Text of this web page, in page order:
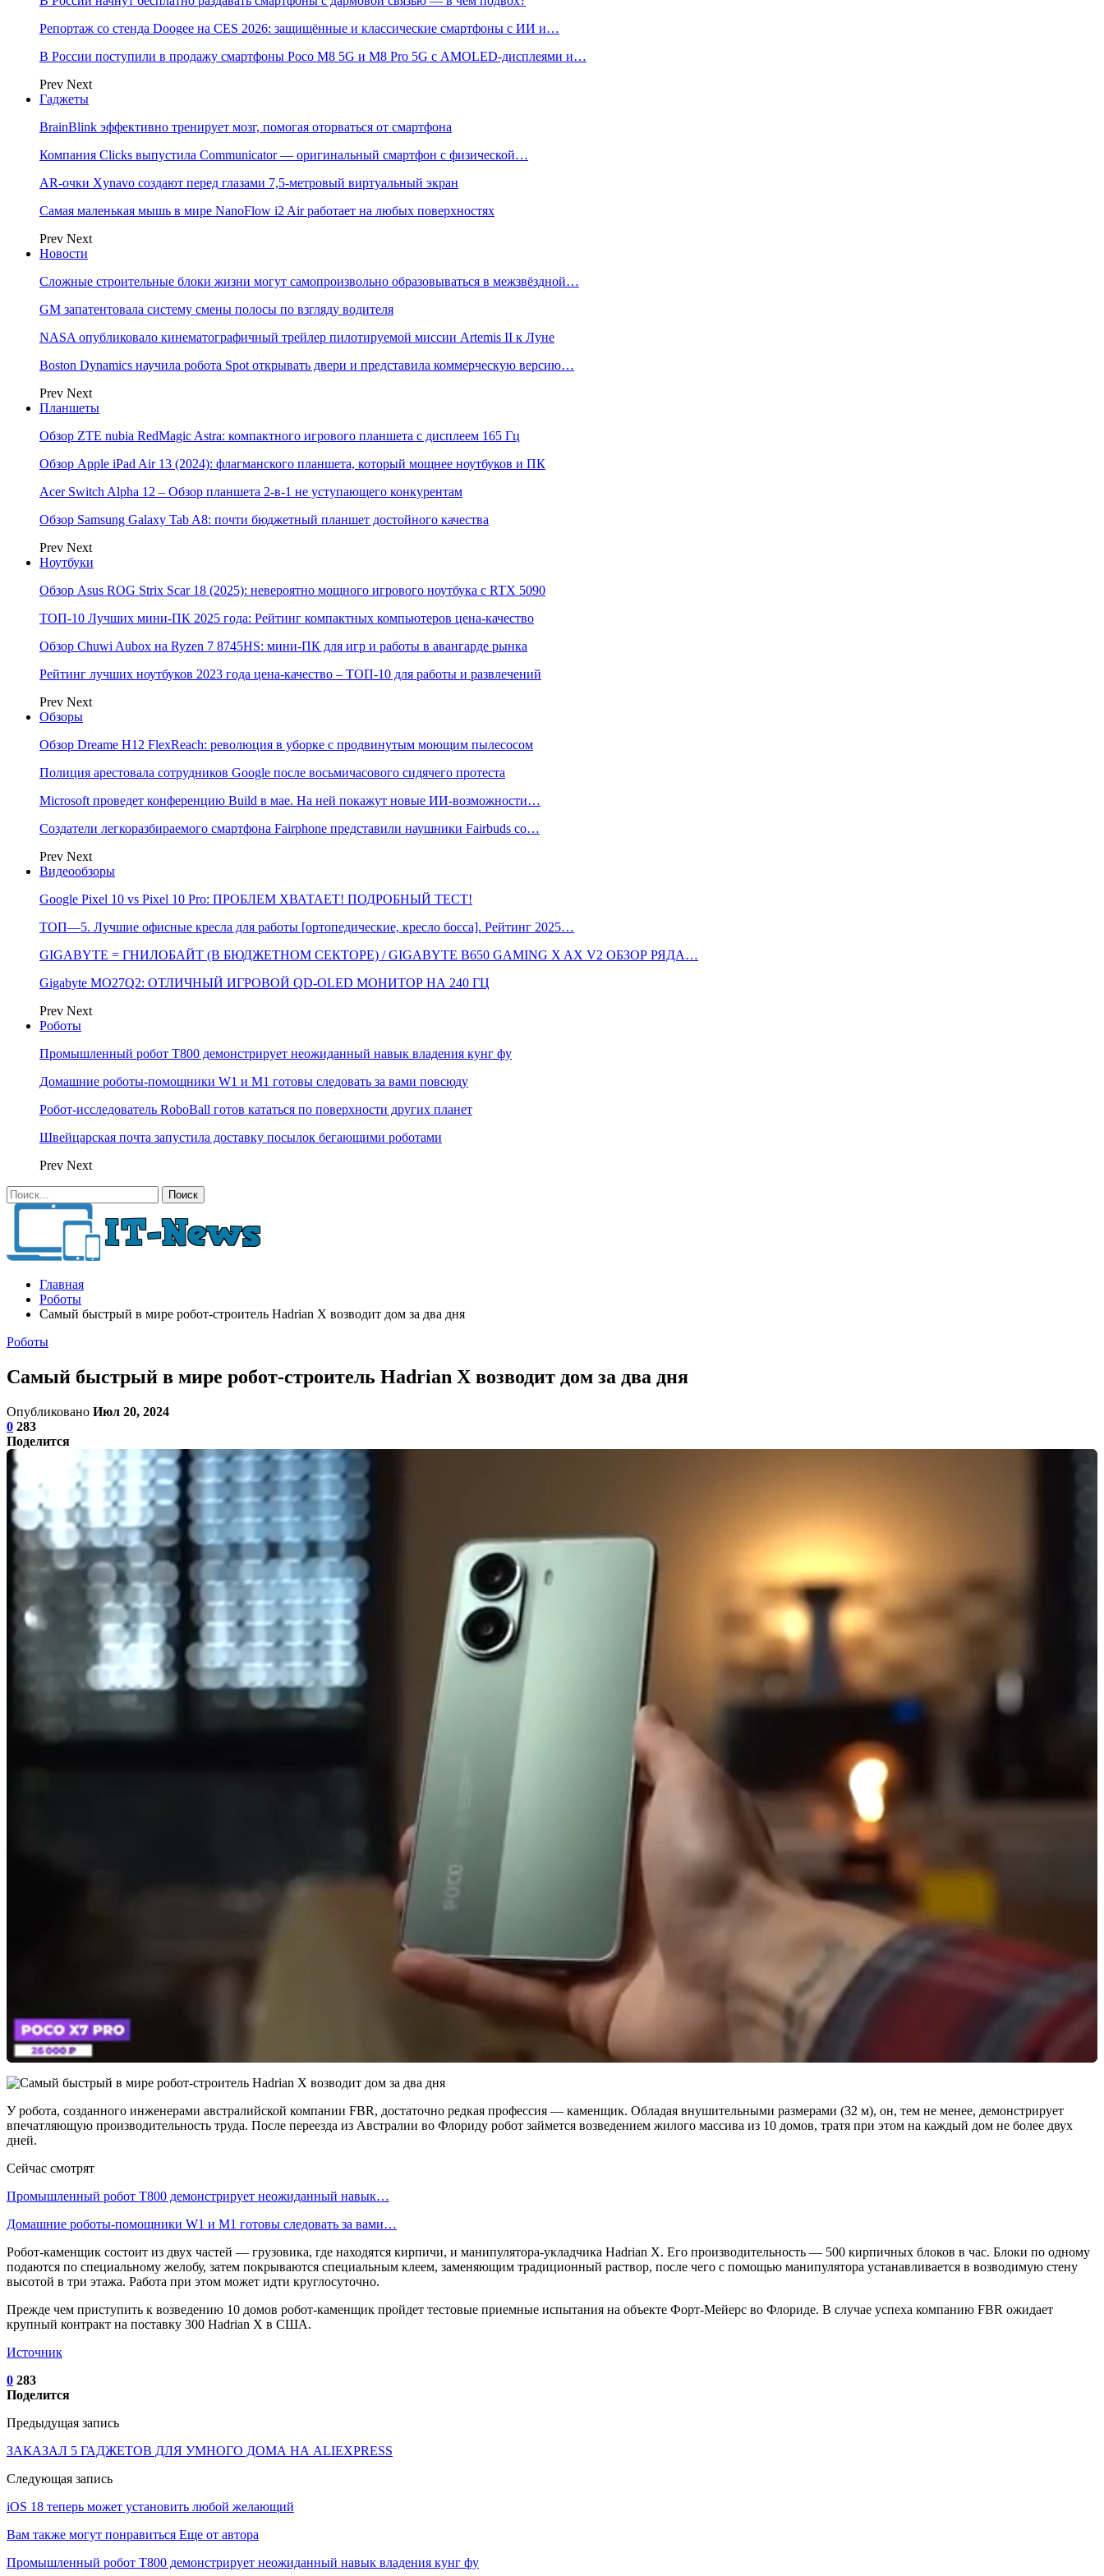
Репортаж со стенда Doogee на CES 2026: защищённые и классические смартфоны с ИИ и…
В России поступили в продажу смартфоны Poco M8 5G и M8 Pro 5G с AMOLED-дисплеями и…
Prev Next
Гаджеты
BrainBlink эффективно тренирует мозг, помогая оторваться от смартфона
Компания Clicks выпустила Communicator — оригинальный смартфон с физической…
AR-очки Xynavo создают перед глазами 7,5-метровый виртуальный экран
Самая маленькая мышь в мире NanoFlow i2 Air работает на любых поверхностях
Prev Next
Новости
Сложные строительные блоки жизни могут самопроизвольно образовываться в межзвёздной…
GM запатентовала систему смены полосы по взгляду водителя
NASA опубликовало кинематографичный трейлер пилотируемой миссии Artemis II к Луне
Boston Dynamics научила робота Spot открывать двери и представила коммерческую версию…
Prev Next
Планшеты
Обзор ZTE nubia RedMagic Astra: компактного игрового планшета с дисплеем 165 Гц
Обзор Apple iPad Air 13 (2024): флагманского планшета, который мощнее ноутбуков и ПК
Acer Switch Alpha 12 – Обзор планшета 2-в-1 не уступающего конкурентам
Обзор Samsung Galaxy Tab A8: почти бюджетный планшет достойного качества
Prev Next
Ноутбуки
Обзор Asus ROG Strix Scar 18 (2025): невероятно мощного игрового ноутбука с RTX 5090
ТОП-10 Лучших мини-ПК 2025 года: Рейтинг компактных компьютеров цена-качество
Обзор Chuwi Aubox на Ryzen 7 8745HS: мини-ПК для игр и работы в авангарде рынка
Рейтинг лучших ноутбуков 2023 года цена-качество – ТОП-10 для работы и развлечений
Prev Next
Обзоры
Обзор Dreame H12 FlexReach: революция в уборке с продвинутым моющим пылесосом
Полиция арестовала сотрудников Google после восьмичасового сидячего протеста
Microsoft проведет конференцию Build в мае. На ней покажут новые ИИ-возможности…
Создатели легкоразбираемого смартфона Fairphone представили наушники Fairbuds со…
Prev Next
Видеообзоры
Google Pixel 10 vs Pixel 10 Pro: ПРОБЛЕМ ХВАТАЕТ! ПОДРОБНЫЙ ТЕСТ!
ТОП—5. Лучшие офисные кресла для работы [ортопедические, кресло босса]. Рейтинг 2025…
GIGABYTE = ГНИЛОБАЙТ (В БЮДЖЕТНОМ СЕКТОРЕ) / GIGABYTE B650 GAMING X AX V2 ОБЗОР РЯДА…
Gigabyte MO27Q2: ОТЛИЧНЫЙ ИГРОВОЙ QD-OLED МОНИТОР НА 240 ГЦ
Prev Next
Роботы
Промышленный робот Т800 демонстрирует неожиданный навык владения кунг фу
Домашние роботы-помощники W1 и M1 готовы следовать за вами повсюду
Робот-исследователь RoboBall готов кататься по поверхности других планет
Швейцарская почта запустила доставку посылок бегающими роботами
Prev Next
Главная
Роботы
Самый быстрый в мире робот-строитель Hadrian X возводит дом за два дня
Роботы
Самый быстрый в мире робот-строитель Hadrian X возводит дом за два дня
Опубликовано Июл 20, 2024
0 283
Поделится
У робота, созданного инженерами австралийской компании FBR, достаточно редкая профессия — каменщик. Обладая внушительными размерами (32 м), он, тем не менее, демонстрирует
впечатляющую производительность труда. После переезда из Австралии во Флориду робот займется возведением жилого массива из 10 домов, тратя при этом на каждый дом не более двух
дней.
Сейчас смотрят
Промышленный робот Т800 демонстрирует неожиданный навык…
Домашние роботы-помощники W1 и M1 готовы следовать за вами…
Робот-каменщик состоит из двух частей — грузовика, где находятся кирпичи, и манипулятора-укладчика Hadrian X. Его производительность — 500 кирпичных блоков в час. Блоки по одному
подаются по специальному желобу, затем покрываются специальным клеем, заменяющим традиционный раствор, после чего с помощью манипулятора устанавливается в возводимую стену
высотой в три этажа. Работа при этом может идти круглосуточно.
Прежде чем приступить к возведению 10 домов робот-каменщик пройдет тестовые приемные испытания на объекте Форт-Мейерс во Флориде. В случае успеха компанию FBR ожидает
крупный контракт на поставку 300 Hadrian X в США.
Источник
0 283
Поделится
Предыдущая запись
ЗАКАЗАЛ 5 ГАДЖЕТОВ ДЛЯ УМНОГО ДОМА НА ALIEXPRESS
Следующая запись
iOS 18 теперь может установить любой желающий
Вам также могут понравиться Еще от автора
Промышленный робот Т800 демонстрирует неожиданный навык владения кунг фу